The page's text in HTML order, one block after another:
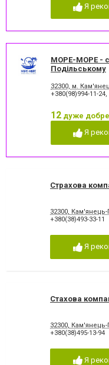
Я
МОРЕ-МОРЕ -
Подільському
32300, м.
+380(98)994-11-24,
12 дуже добре
Я
Страхова
32300,
+380(38)493-33-11
Я
Стахова
32300, Кам'янець-
+380(38)495-13-94
Я